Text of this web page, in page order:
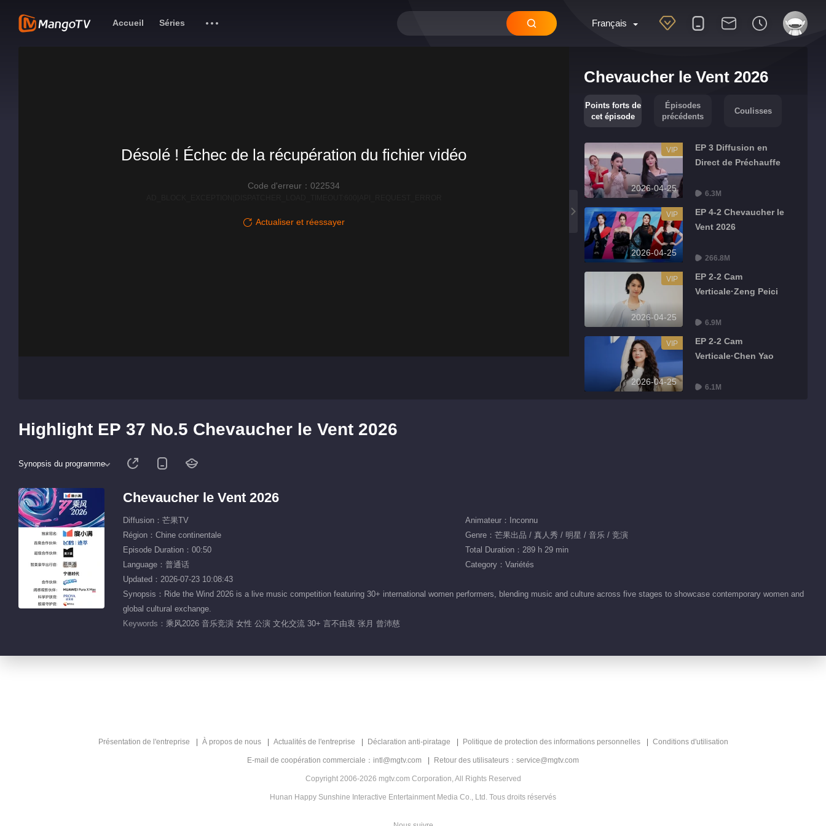
Français
Accueil Séries
Chevaucher le Vent 2026
Points forts de
cet épisode
Épisodes
précédents
Coulisses
2026-04-25
VIP
EP 3 Diffusion en
Direct de Préchauffe
6.3M
2026-04-25
VIP
EP 4-2 Chevaucher le
Vent 2026
266.8M
2026-04-25
VIP
EP 2-2 Cam
Verticale·Zeng Peici
6.9M
2026-04-25
VIP
EP 2-2 Cam
Verticale·Chen Yao
6.1M
Points forts
00:47
Chevaucher le Vent 2026
Désolé ! Échec de la récupération du fichier vidéo
Code d'erreur：022534
Actualiser et réessayer
Highlight EP 37 No.5 Chevaucher le Vent 2026
Synopsis du programme
Chevaucher le Vent 2026
Diffusion：芒果TV
Animateur：Inconnu
Région：Chine continentale
Genre：芒果出品 / 真人秀 / 明星 / 音乐 / 竞演
Episode Duration：00:50
Total Duration：289 h 29 min
Language：普通话
Category：Variétés
Updated：2026-07-23 10:08:43
Synopsis：Ride the Wind 2026 is a live music competition featuring 30+ international women performers, blending music and culture across five stages to showcase contemporary women and
global cultural exchange.
Keywords： 乘风2026 音乐竞演 女性 公演 文化交流 30+ 言不由衷 张月 曾沛慈
Présentation de l'entreprise À propos de nous Actualités de l'entreprise Déclaration anti-piratage Politique de protection des informations personnelles Conditions d'utilisation
E-mail de coopération commerciale：intl@mgtv.com Retour des utilisateurs：service@mgtv.com
Copyright 2006-2026 mgtv.com Corporation, All Rights Reserved
Hunan Happy Sunshine Interactive Entertainment Media Co., Ltd. Tous droits réservés